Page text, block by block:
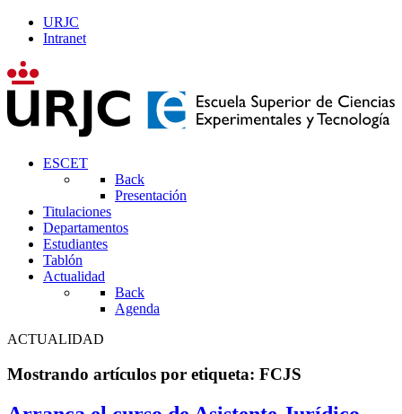
URJC
Intranet
ESCET
Back
Presentación
Titulaciones
Departamentos
Estudiantes
Tablón
Actualidad
Back
Agenda
ACTUALIDAD
Mostrando artículos por etiqueta: FCJS